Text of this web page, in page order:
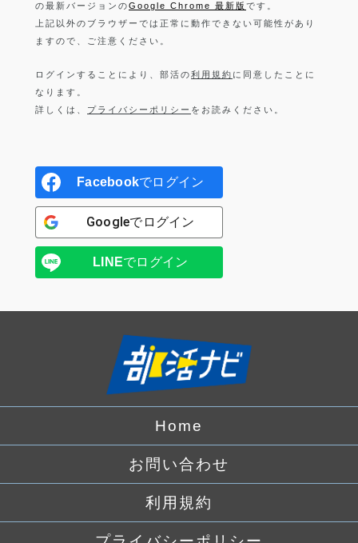
の最新バージョンのGoogle Chrome 最新版 です。
上記以外のブラウザーでは正常に動作できない可能性があり
ますので、ご注意ください。
ログインすることにより、部活の利用規約 に同意したことに
なります。
詳しくは、 プライバシーポリシー をお読みください。
Facebookでログイン
Googleでログイン
LINEでログイン
Home
お問い合わせ
利用規約